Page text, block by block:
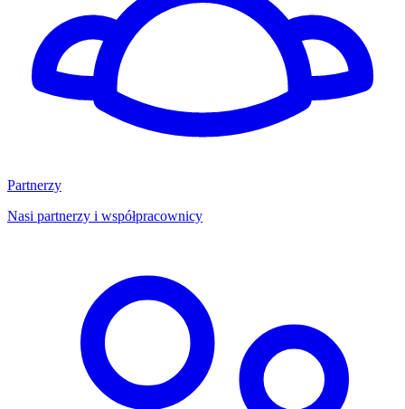
Partnerzy
Nasi partnerzy i współpracownicy